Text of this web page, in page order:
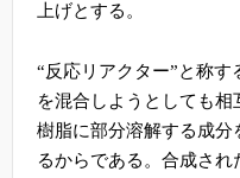
上げとする。
“反応リアクター”と称
を混合しようとしても
樹脂に部分溶解する成分
るからである。 合成され